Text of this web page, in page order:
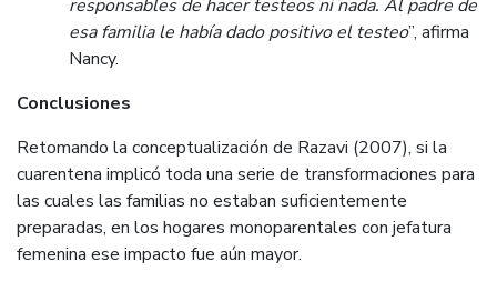
responsables de hacer testeos ni nada. Al padre de
esa familia le había dado positivo el testeo”, afirma
Nancy.
Conclusiones
Retomando la conceptualización de Razavi (2007), si la
cuarentena implicó toda una serie de transformaciones para
las cuales las familias no estaban suficientemente
preparadas, en los hogares monoparentales con jefatura
femenina ese impacto fue aún mayor.